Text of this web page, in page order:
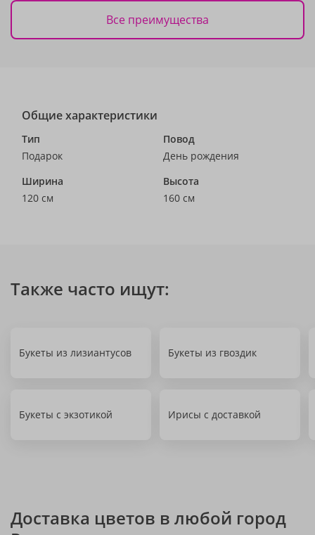
Все преимущества
Общие характеристики
Тип
Подарок
Повод
День рождения
Ширина
120 см
Высота
160 см
Также часто ищут:
Букеты из лизиантусов Букеты из гвоздик
Букеты с экзотикой Ирисы с доставкой
Доставка цветов в любой город